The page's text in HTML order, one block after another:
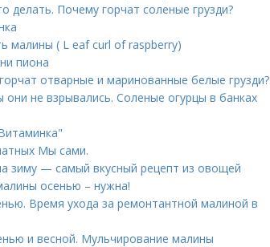
делать. Почему горчат соленые грузди?
малины ( L eaf curl of raspberry)
пиона
отварные и маринованные белые грузди?
они не взрывались. Соленые огурцы в банках
Мы сами.
зиму — самый вкусный рецепт из овощей
осенью – нужна!
Время ухода за ремонтантной малиной в
и весной. Мульчирование малины